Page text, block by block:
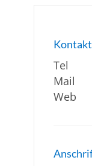
Kontakt
Tel
Mail
Web